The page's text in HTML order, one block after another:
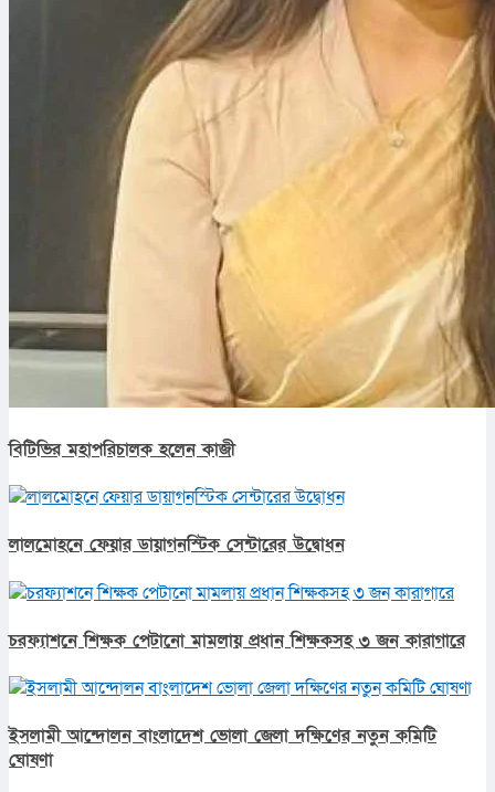
বিটিভির মহাপরিচালক হলেন কাজী
লালমোহনে ফেয়ার ডায়াগনস্টিক সেন্টারের উদ্বোধন
চরফ্যাশনে শিক্ষক পেটানো মামলায় প্রধান শিক্ষকসহ ৩ জন কারাগারে
ইসলামী আন্দোলন বাংলাদেশ ভোলা জেলা দক্ষিণের নতুন কমিটি
ঘোষণা